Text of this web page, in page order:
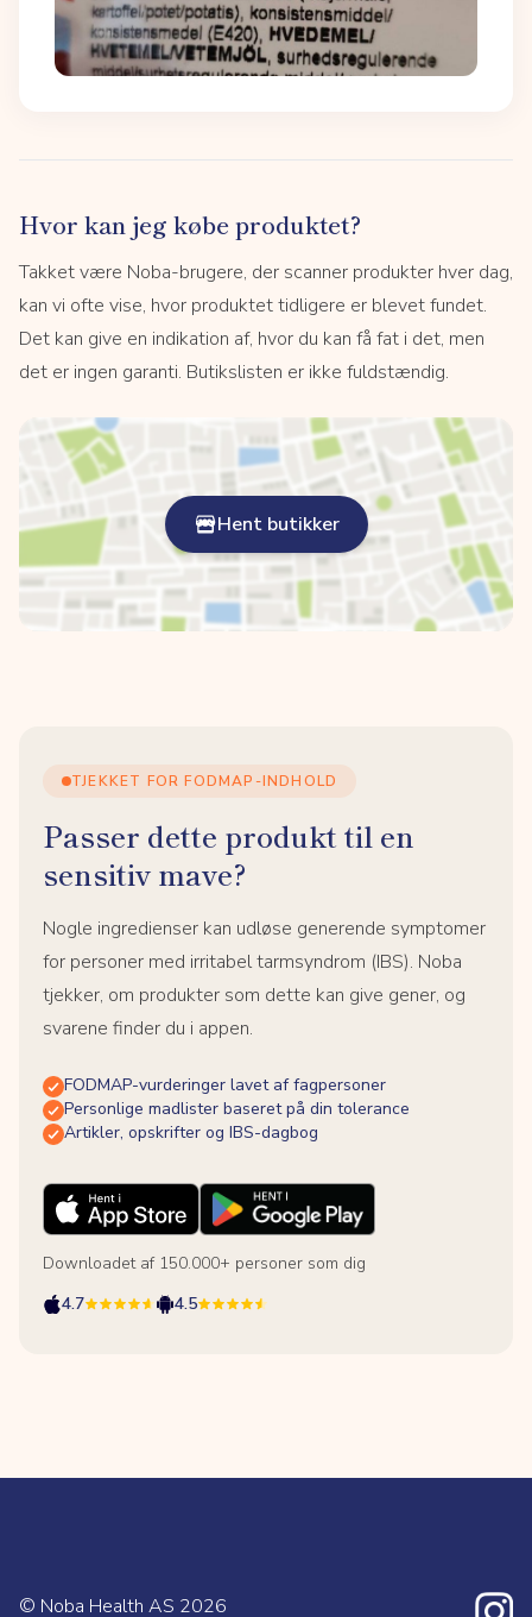
Hvor kan jeg købe produktet?
Takket være Noba-brugere, der scanner produkter hver dag,
kan vi ofte vise, hvor produktet tidligere er blevet fundet.
Det kan give en indikation af, hvor du kan få fat i det, men
det er ingen garanti. Butikslisten er ikke fuldstændig.
Hent butikker
TJEKKET FOR FODMAP-INDHOLD
Passer dette produkt til en
sensitiv mave?
Nogle ingredienser kan udløse generende symptomer
for personer med irritabel tarmsyndrom (IBS). Noba
tjekker, om produkter som dette kan give gener, og
svarene finder du i appen.
FODMAP-vurderinger lavet af fagpersoner
Personlige madlister baseret på din tolerance
Artikler, opskrifter og IBS-dagbog
Downloadet af 150.000+ personer som dig
4.7
4.5
© Noba Health AS 2026